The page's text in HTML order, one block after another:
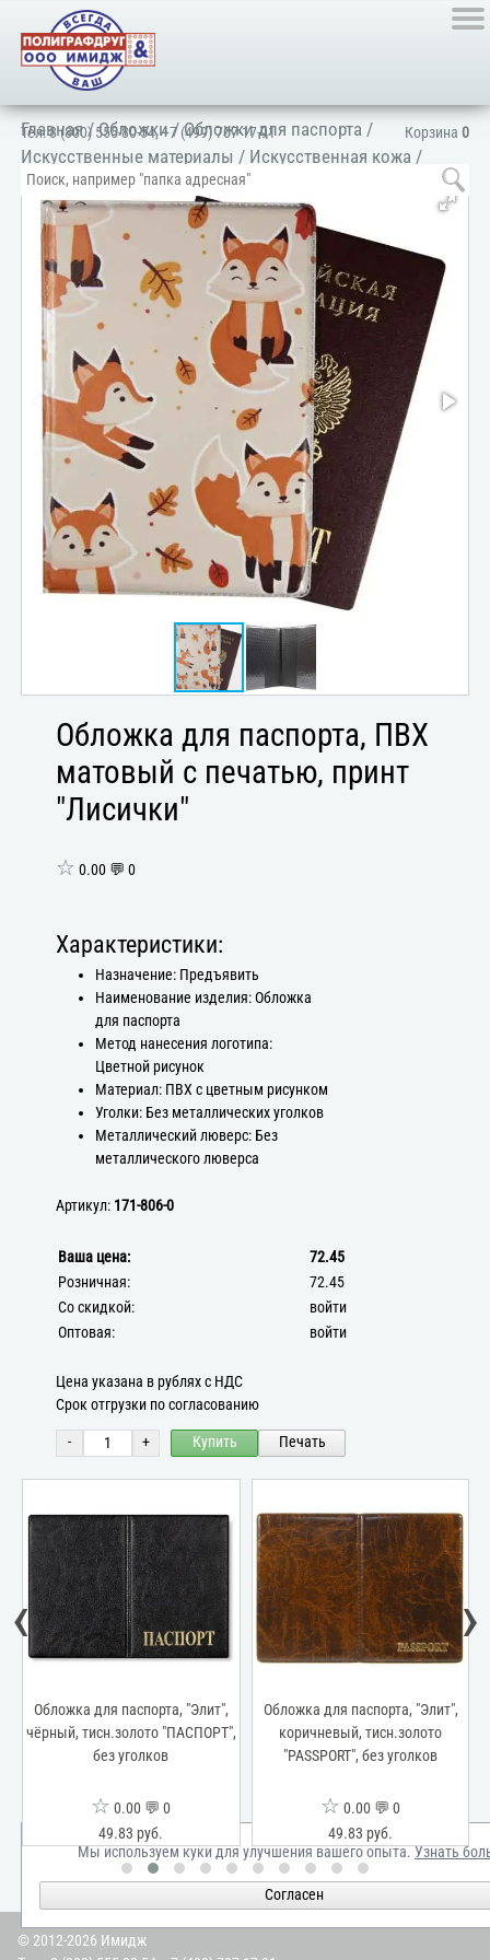
Корзина 0
Тел:8 (800) 555-80-54,+7 (499) 707-17-91
Главная/Обложки/Обложки для паспорта /
Искусственные материалы / Искусственная кожа /
Обложка для паспорта, ПВХ
матовый с печатью, принт
"Лисички"
☆ 0.00 💬 0
Характеристики:
Назначение: Предъявить
Наименование изделия: Обложка
для паспорта
Метод нанесения логотипа:
Цветной рисунок
Материал: ПВХ с цветным рисунком
Уголки: Без металлических уголков
Металлический люверс: Без
металлического люверса
Артикул: 171-806-0
Ваша цена:
72.45
Розничная:
72.45
Со скидкой:
войти
Оптовая:
войти
Цена указана в рублях с НДС
Срок отгрузки по согласованию
- + Купить Печать
Обложка для паспорта, "Элит",
чёрный, тисн.золото "ПАСПОРТ",
без уголков
☆ 0.00 💬 0
49.83 руб.
Обложка для паспорта, "Элит",
коричневый, тисн.золото
"PASSPORT", без уголков
☆ 0.00 💬 0
49.83 руб.
‹ ›
Мы используем куки для улучшения вашего опыта.Узнать
Согласен
© 2012-2026 Имидж